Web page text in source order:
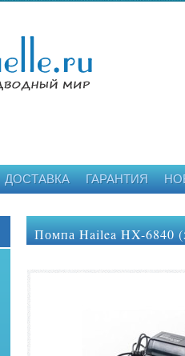
ДОСТАВКА ГАРАНТИЯ
Помпа Hailea HX-6840